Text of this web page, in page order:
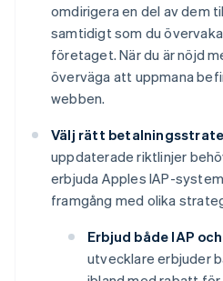
omdirigera en del av dem
samtidigt som du
företaget. När du är nöjd
överväga att uppmana
webben.
Välj rätt
uppdaterade riktlinjer
erbjuda Apples IAP-
framgång med olika
Erbjud både IAP
utvecklare erbjuder